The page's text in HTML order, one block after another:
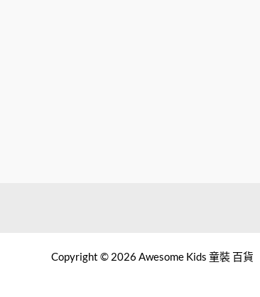
Copyright © 2026 Awesome Kids 童裝 百貨